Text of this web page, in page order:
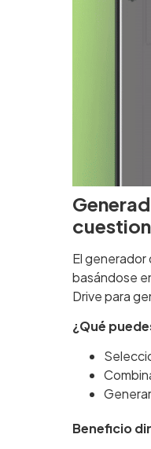
El
basándose
Drive para
¿Qué
Beneficio